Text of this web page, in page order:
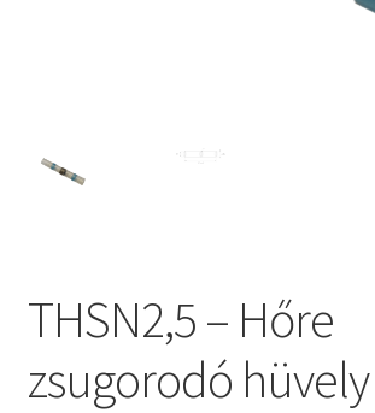
THSN2,5 – Hőre
zsugorodó